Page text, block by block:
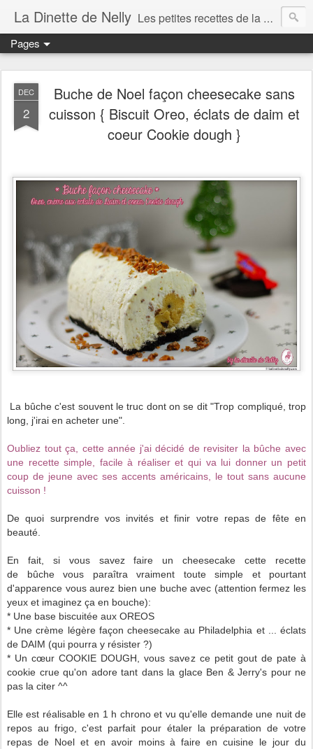
La Dinette de Nelly Les petites recettes de la dinette de Nelly. Des recettes simples, généreuses et gourmandes pour tous les jours c'est tout ça la dinette !
Pages
DEC
2
Buche de Noel façon cheesecake sans
cuisson { Biscuit Oreo, éclats de daim et
coeur Cookie dough }
La bûche c'est souvent le truc dont on se dit "Trop compliqué, trop
long, j'irai en acheter une".
Oubliez tout ça, cette année j'ai décidé de revisiter la bûche avec
une recette simple, facile à réaliser et qui va lui donner un petit
coup de jeune avec ses accents américains, le tout sans aucune
cuisson !
De quoi surprendre vos invités et finir votre repas de fête en
beauté.
En fait, si vous savez faire un cheesecake cette recette
de bûche vous paraîtra vraiment toute simple et pourtant
d'apparence vous aurez bien une buche avec (attention fermez les
yeux et imaginez ça en bouche):
* Une base biscuitée aux OREOS
* Une crème légère façon cheesecake au Philadelphia et ... éclats
de DAIM (qui pourra y résister ?)
* Un cœur COOKIE DOUGH, vous savez ce petit gout de pate à
cookie crue qu'on adore tant dans la glace Ben & Jerry's pour ne
pas la citer ^^
Elle est réalisable en 1 h chrono et vu qu'elle demande une nuit de
repos au frigo, c'est parfait pour étaler la préparation de votre
repas de Noel et en avoir moins à faire en cuisine le jour du